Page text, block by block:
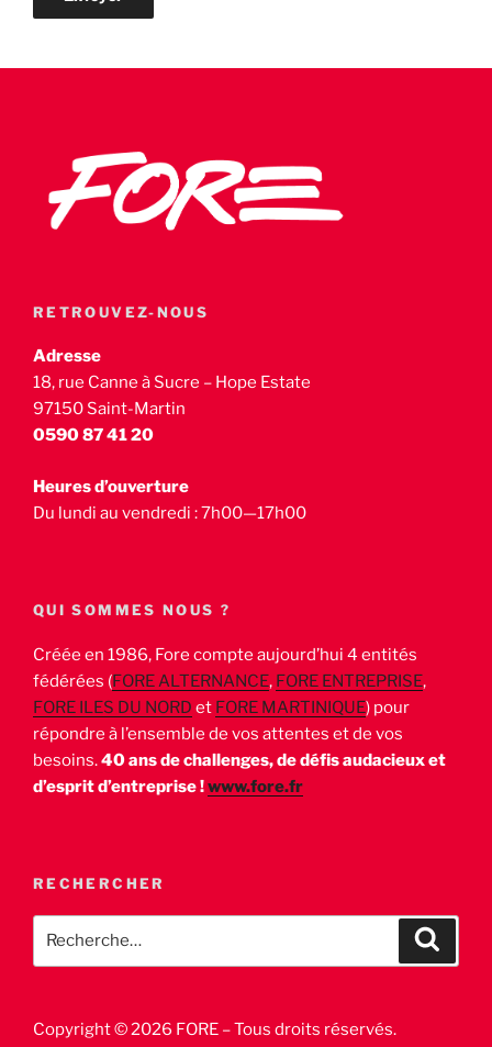
RETROUVEZ-NOUS
Adresse
18, rue Canne à Sucre – Hope Estate
97150 Saint-Martin
0590 87 41 20
Heures d’ouverture
Du lundi au vendredi : 7h00—17h00
QUI SOMMES NOUS ?
Créée en 1986, Fore compte aujourd’hui 4 entités
fédérées (FORE ALTERNANCE, FORE ENTREPRISE,
FORE ILES DU NORD et FORE MARTINIQUE) pour
répondre à l’ensemble de vos attentes et de vos
besoins.40 ans de challenges, de défis audacieux et
d’esprit d’entreprise !www.fore.fr
RECHERCHER
pour
Copyright © 2026 FORE – Tous droits réservés.